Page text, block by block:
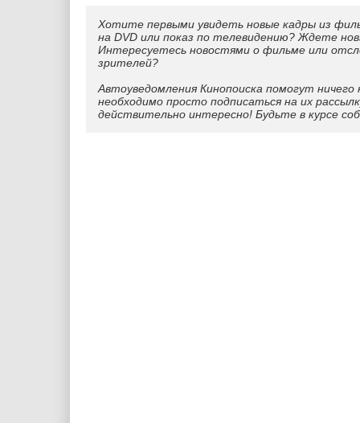
Хотите первыми увидеть новые кадры из
на DVD или показ по телевидению? Ждете
Интересуетесь новостями о фильме или
зрителей?
Автоуведомления Кинопоиска помогут
необходимо просто подписаться на их
действительно интересно! Будьте в курсе